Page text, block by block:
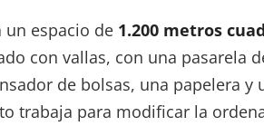
un espacio de 1.200 metros
con vallas, con una pasarela
de bolsas, una papelera y
trabaja para modificar la